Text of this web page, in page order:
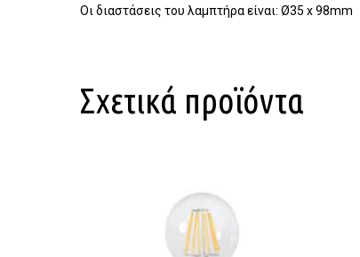
Οι διαστάσεις του λαμπτήρα είναι: Ø35 х 98mm
Σχετικά προϊόντα